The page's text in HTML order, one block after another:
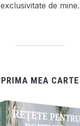
exclusivitate de mine.
PRIMA MEA CARTE